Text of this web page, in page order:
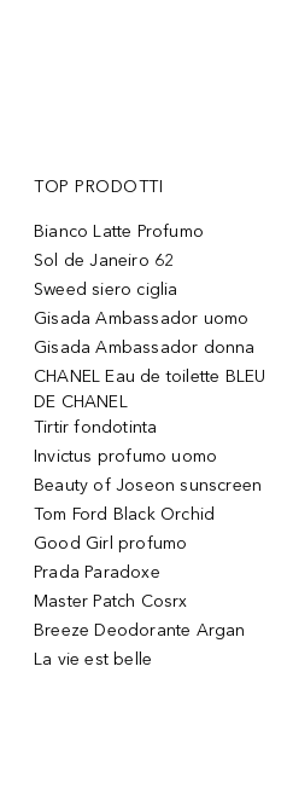
TOP PRODOTTI
Bianco Latte Profumo
Sol de Janeiro 62
Sweed siero ciglia
Gisada Ambassador uomo
Gisada Ambassador donna
CHANEL Eau de toilette BLEU
DE CHANEL
Tirtir fondotinta
Invictus profumo uomo
Beauty of Joseon sunscreen
Tom Ford Black Orchid
Good Girl profumo
Prada Paradoxe
Master Patch Cosrx
Breeze Deodorante Argan
La vie est belle